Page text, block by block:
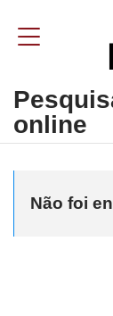
online
Não foi